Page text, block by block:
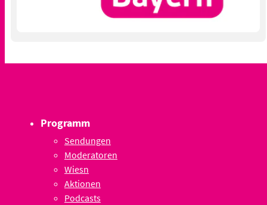
Programm
Sendungen
Moderatoren
Wiesn
Aktionen
Podcasts